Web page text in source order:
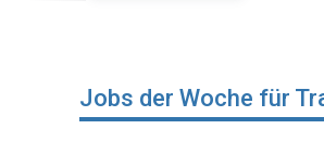
Jobs der Woche für